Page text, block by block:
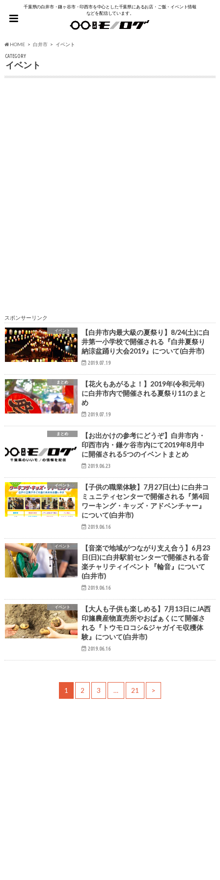
千葉県の白井市・鎌ヶ谷市・印西市を中心とした千葉県にあるお店・ご飯・イベント情報
などを配信しています。
HOME 白井市 イベント
CATEGORY
イベント
スポンサーリンク
イベント
【白井市内最大級の夏祭り】8/24(土)に白
井第一小学校で開催される『白井夏祭り
納涼盆踊り大会2019』について(白井市)
2019.07.19
まとめ
【花火もあがるよ！】2019年(令和元年)
に白井市内で開催される夏祭り11のまと
め
2019.07.19
まとめ
【お出かけの参考にどうぞ】白井市内・
印西市内・鎌ケ谷市内にて2019年8月中
に開催される5つのイベントまとめ
2019.06.23
イベント
【子供の職業体験】7月27日(土) に白井コ
ミュニティセンターで開催される『第4回
ワーキング・キッズ・アドベンチャー』
について(白井市)
2019.06.16
イベント
【音楽で地域がつながり支え合う】6月23
日(日)に白井駅前センターで開催される音
楽チャリティイベント『輪音』について
(白井市)
2019.06.16
イベント
【大人も子供も楽しめる】7月13日にJA西
印旛農産物直売所やおぱぁくにて開催さ
れる『トウモロコシ&ジャガイモ収穫体
験』について(白井市)
2019.06.16
1 2 3 … 21 >